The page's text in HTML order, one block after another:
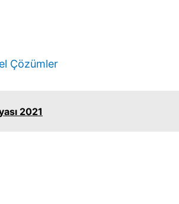
Çözümler
2021